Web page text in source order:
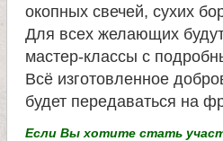
л
окопных свечей, сухих
Для всех желающих
мастер-классы с
Всё изготовленное
будет передаваться на
Если Вы хотите стать